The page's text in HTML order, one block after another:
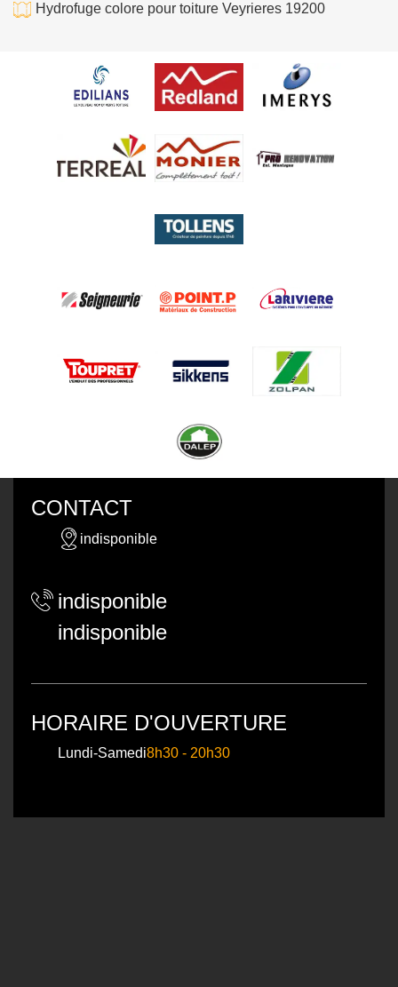
Hydrofuge colore pour toiture Veyrieres 19200
CONTACT
indisponible
indisponible
indisponible
HORAIRE D'OUVERTURE
Lundi-Samedi8h30 - 20h30